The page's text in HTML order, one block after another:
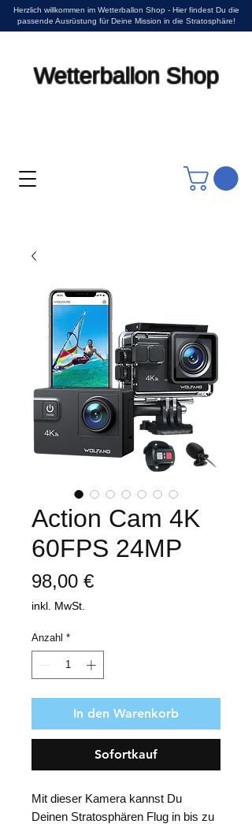
Herzlich willkommen im Wetterballon Shop - Hier findest Du die
passende Ausrüstung für Deine Mission in die Stratosphäre!
Wetterballon Shop
Action Cam 4K
60FPS 24MP
98,00 €Preis
inkl. MwSt.
Anzahl *
In den Warenkorb
Sofortkauf
Mit dieser Kamera kannst Du
Deinen Stratosphären Flug in bis zu